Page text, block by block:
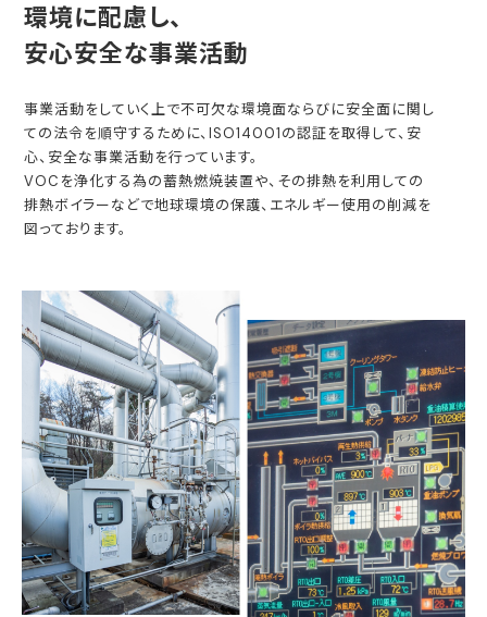
環境に配慮し、
安心安全な事業活動
事業活動をしていく上で不可欠な環境面ならびに安全面に関し
ての法令を順守するために、ISO14001の認証を取得して、安
心、安全な事業活動を行っています。
VOCを浄化する為の蓄熱燃焼装置や、その排熱を利用しての
排熱ボイラーなどで地球環境の保護、エネルギー使用の削減を
図っております。